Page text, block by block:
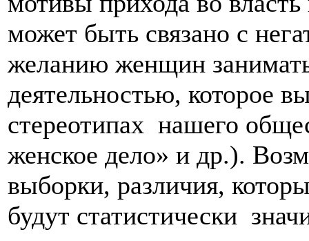
может быть связано с
желанию женщин
деятельностью, которое
стереотипах нашего
женское дело» и др.).
выборки, различия,
будут статистически